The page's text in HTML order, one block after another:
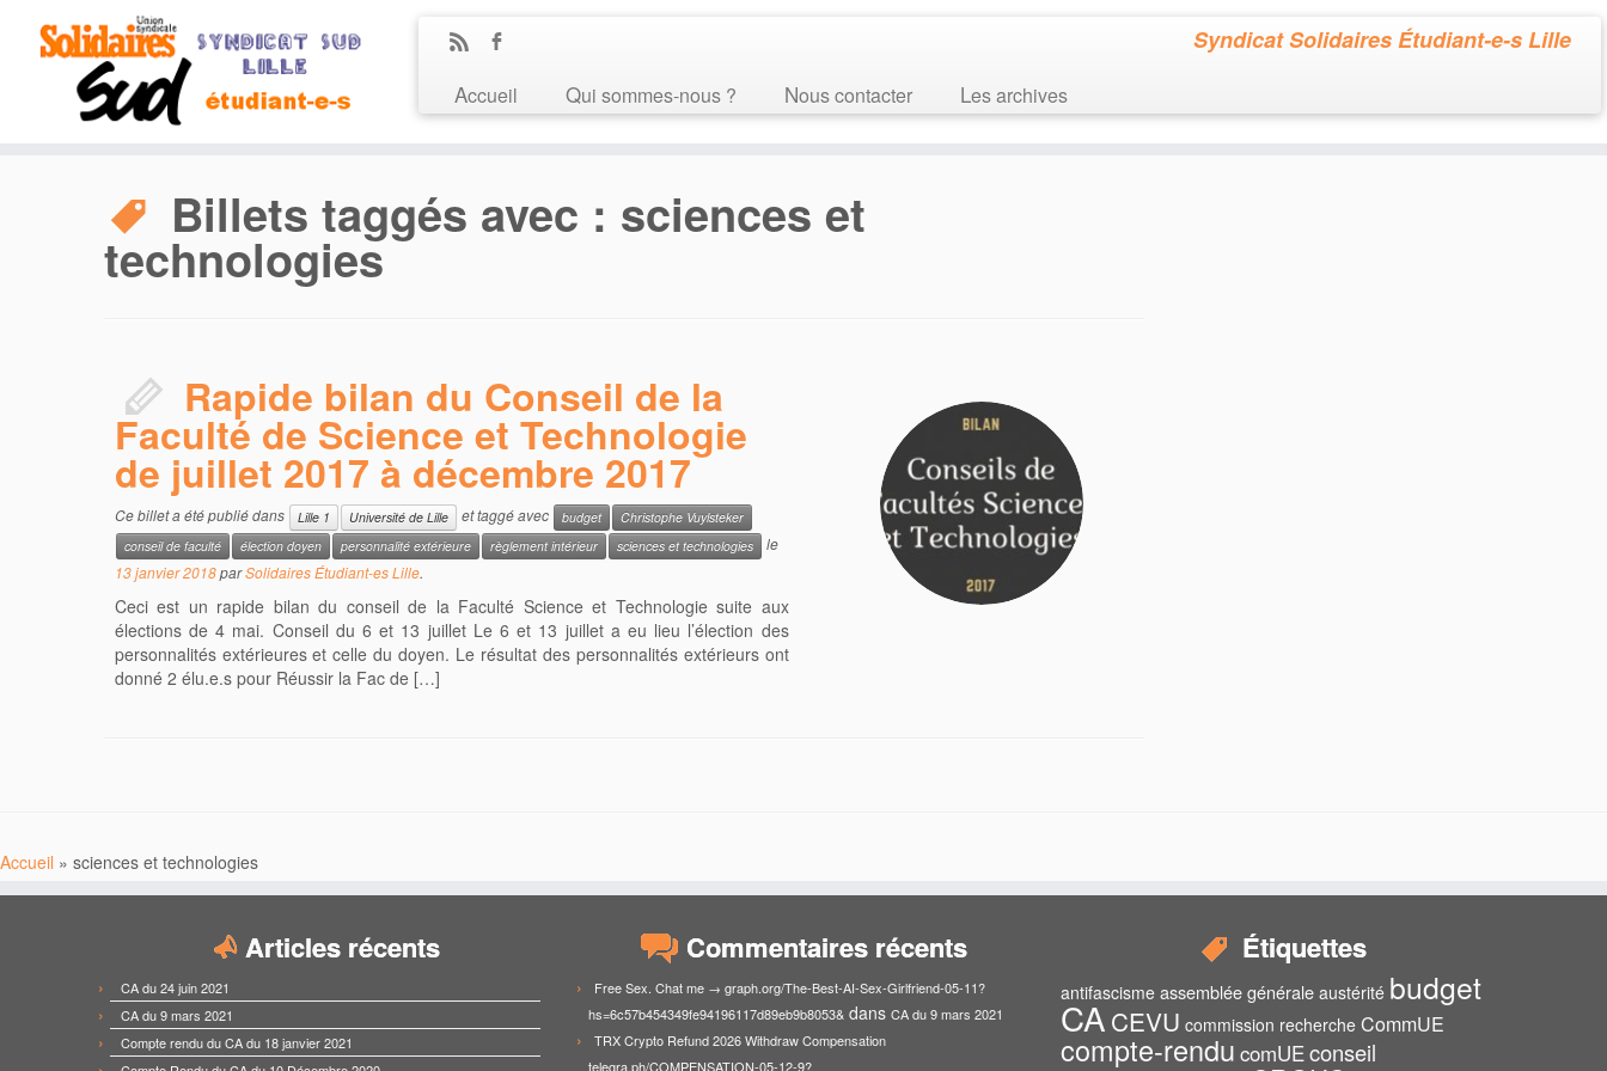
Syndicat Solidaires Étudiant-e-s Lille
Accueil Qui sommes-nous ? Nous contacter Les archives
Billets taggés avec : sciences et
technologies
Rapide bilan du Conseil de la
Faculté de Science et Technologie
de juillet 2017 à décembre 2017
Ce billet a été publié dans Lille 1 Université de Lille et taggé avec budget
Christophe Vuylsteker
conseil de faculté
élection doyen personnalité extérieure règlement intérieur sciences et technologies
le
13 janvier 2018parSolidaires Étudiant-es Lille.
Ceci est un rapide bilan du conseil de la Faculté Science et Technologie suite aux
élections de 4 mai. Conseil du 6 et 13 juillet Le 6 et 13 juillet a eu lieu l’élection des
personnalités extérieures et celle du doyen. Le résultat des personnalités extérieurs ont
donné 2 élu.e.s pour Réussir la Fac de […]
Accueil » sciences et technologies
Articles récents
CA du 24 juin 2021
CA du 9 mars 2021
Compte rendu du CA du 18 janvier 2021
Commentaires récents
Free Sex. Chat me → graph.org/The-Best-AI-Sex-Girlfriend-05-11?
hs=6c57b454349fe94196117d89eb9b8053& dans CA du 9 mars 2021
TRX Crypto Refund 2026 Withdraw Compensation
telegra.ph/COMPENSATION-05-12-9?
Étiquettes
antifascisme assemblée générale austérité budget
CA CEVU commission recherche CommUE
compte-rendu comUEconseil